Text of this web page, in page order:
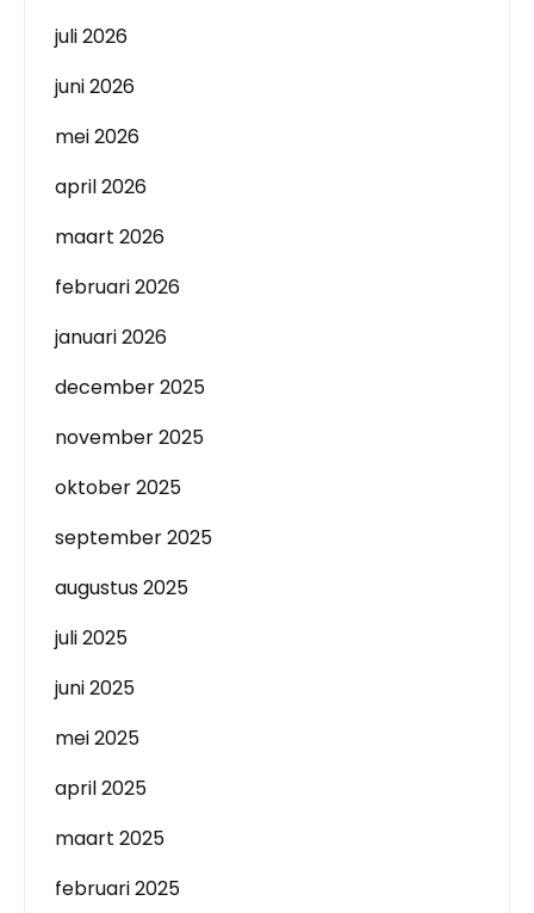
juli 2026
juni 2026
mei 2026
april 2026
maart 2026
februari 2026
januari 2026
december 2025
november 2025
oktober 2025
september 2025
augustus 2025
juli 2025
juni 2025
mei 2025
april 2025
maart 2025
februari 2025